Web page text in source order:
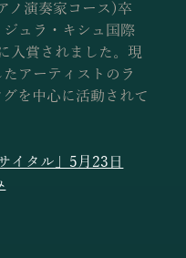
ノ演奏家コース)卒
ュラ・キシュ国際
入賞されました。現
アーティストのラ
を中心に活動されて
イタル」5月23日